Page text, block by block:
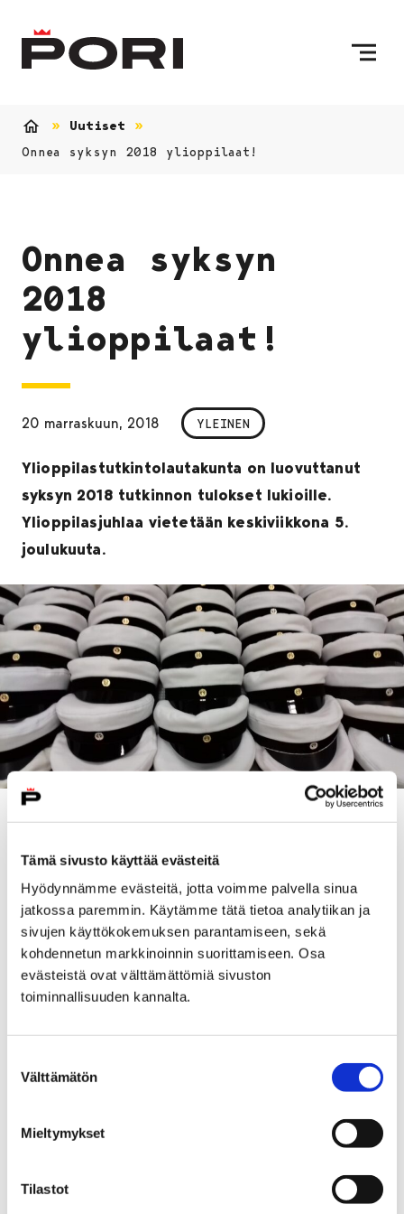
Tämä sivusto käyttää evästeitä
Hyödynnämme evästeitä, jotta voimme palvella sinua
jatkossa paremmin. Käytämme tätä tietoa analytiikan ja
sivujen käyttökokemuksen parantamiseen, sekä
kohdennetun markkinoinnin suorittamiseen. Osa
evästeistä ovat välttämättömiä sivuston
toiminnallisuuden kannalta.
valinta
Välttämätön
Mieltymykset
Tilastot
Uutiset
Onnea syksyn 2018 ylioppilaat!
Onnea syksyn
2018
ylioppilaat!
20 marraskuun, 2018 YLEINEN
Ylioppilastutkintolautakunta on luovuttanut
syksyn 2018 tutkinnon tulokset lukioille.
Ylioppilasjuhlaa vietetään keskiviikkona 5.
joulukuuta.
Porin kaupunki julkaisee kaikkien julkaisuluvan
suorittaneet ylioppilastutkinnon syksyllä hyväksytysti
sekä saaneet myös lukion päättötodistuksen 20.
marraskuuta mennessä.
Porin kaupunki onnittelee uusia ylioppilaita ja
toivottaa vastedeskin menestystä opiskeluun!
•Porin suomalaisen yhteislyseon lukio
7.30)